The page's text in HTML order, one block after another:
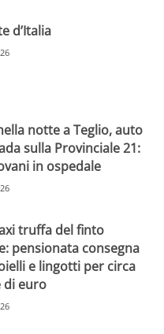
d’Italia
notte a Teglio, auto
sulla Provinciale 21:
in ospedale
truffa del finto
pensionata consegna
e lingotti per circa
di euro